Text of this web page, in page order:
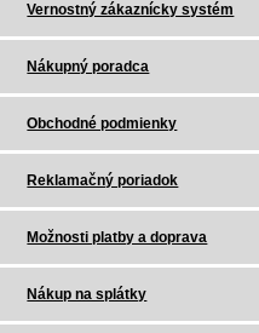
Vernostný zákaznícky systém
Nákupný poradca
Obchodné podmienky
Reklamačný poriadok
Možnosti platby a doprava
Nákup na splátky